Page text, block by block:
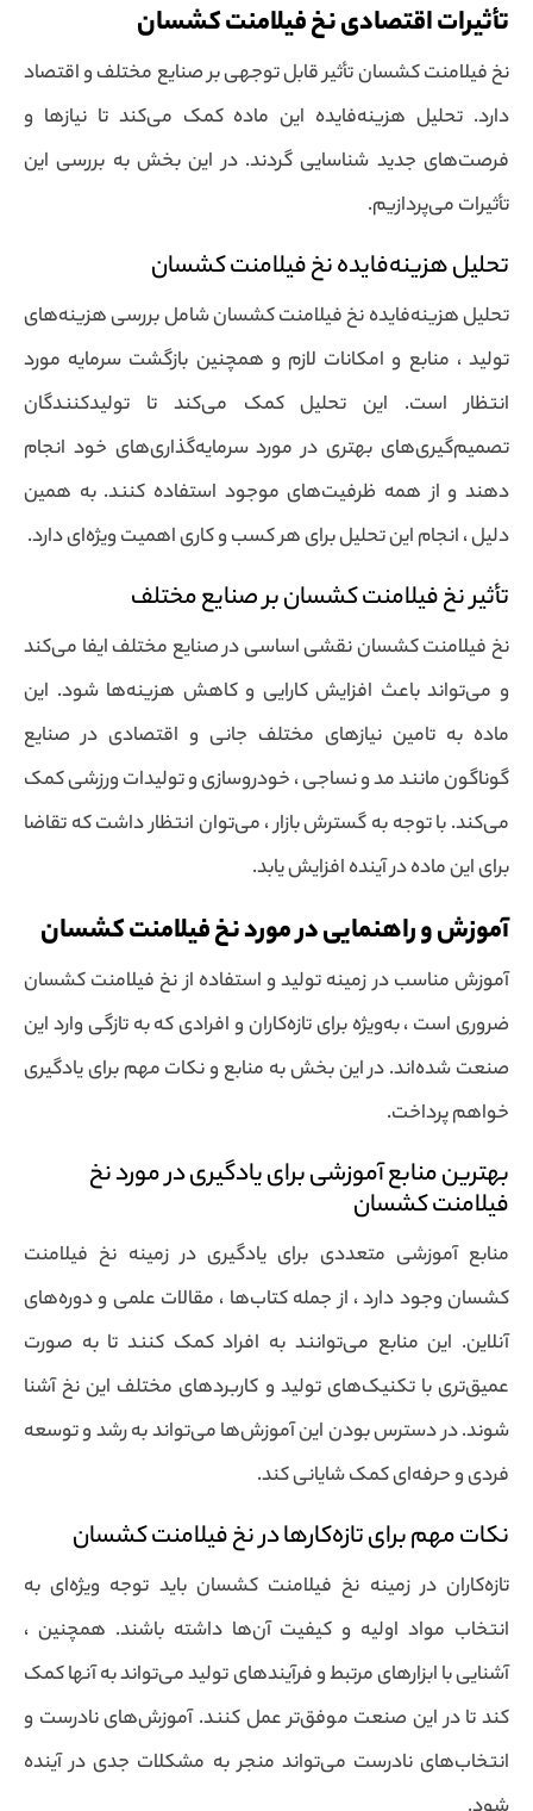
تأثیرات اقتصادی نخ فیلامنت کشسان
نخ فیلامنت کشسان تأثیر قابل توجهی بر صنایع مختلف و اقتصاد
دارد. تحلیل هزینه‌فایده این ماده کمک می‌کند تا نیازها و
فرصت‌های جدید شناسایی گردند. در این بخش به بررسی این
تأثیرات می‌پردازیم.
تحلیل هزینه‌فایده نخ فیلامنت کشسان
تحلیل هزینه‌فایده نخ فیلامنت کشسان شامل بررسی هزینه‌های
تولید ، منابع و امکانات لازم و همچنین بازگشت سرمایه مورد
انتظار است. این تحلیل کمک می‌کند تا تولیدکنندگان
تصمیم‌گیری‌های بهتری در مورد سرمایه‌گذاری‌های خود انجام
دهند و از همه ظرفیت‌های موجود استفاده کنند. به همین
دلیل ، انجام این تحلیل برای هر کسب و کاری اهمیت ویژه‌ای دارد.
تأثیر نخ فیلامنت کشسان بر صنایع مختلف
نخ فیلامنت کشسان نقشی اساسی در صنایع مختلف ایفا می‌کند
و می‌تواند باعث افزایش کارایی و کاهش هزینه‌ها شود. این
ماده به تامین نیازهای مختلف جانی و اقتصادی در صنایع
گوناگون مانند مد و نساجی ، خودروسازی و تولیدات ورزشی کمک
می‌کند. با توجه به گسترش بازار ، می‌توان انتظار داشت که تقاضا
برای این ماده در آینده افزایش یابد.
آموزش و راهنمایی در مورد نخ فیلامنت کشسان
آموزش مناسب در زمینه تولید و استفاده از نخ فیلامنت کشسان
ضروری است ، به‌ویژه برای تازه‌کاران و افرادی که به تازگی وارد این
صنعت شده‌اند. در این بخش به منابع و نکات مهم برای یادگیری
خواهم پرداخت.
بهترین منابع آموزشی برای یادگیری در مورد نخ
فیلامنت کشسان
منابع آموزشی متعددی برای یادگیری در زمینه نخ فیلامنت
کشسان وجود دارد ، از جمله کتاب‌ها ، مقالات علمی و دوره‌های
آنلاین. این منابع می‌توانند به افراد کمک کنند تا به صورت
عمیق‌تری با تکنیک‌های تولید و کاربردهای مختلف این نخ آشنا
شوند. در دسترس بودن این آموزش‌ها می‌تواند به رشد و توسعه
فردی و حرفه‌ای کمک شایانی کند.
نکات مهم برای تازه‌کارها در نخ فیلامنت کشسان
تازه‌کاران در زمینه نخ فیلامنت کشسان باید توجه ویژه‌ای به
انتخاب مواد اولیه و کیفیت آن‌ها داشته باشند. همچنین ،
آشنایی با ابزارهای مرتبط و فرآیندهای تولید می‌تواند به آنها کمک
کند تا در این صنعت موفق‌تر عمل کنند. آموزش‌های نادرست و
انتخاب‌های نادرست می‌تواند منجر به مشکلات جدی در آینده